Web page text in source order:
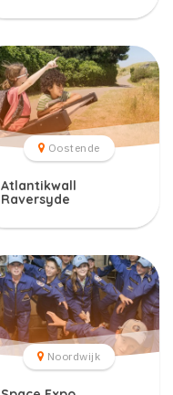
Oostende
Atlantikwall
Raversyde
Noordwijk